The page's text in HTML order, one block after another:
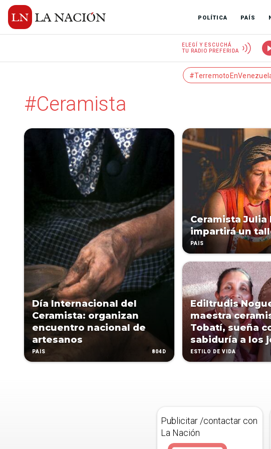
POLÍTICA PAÍS
ELEGÍ Y ESCUCHÁ
TU RADIO PREFERIDA
#Ceramista
Día Internacional del
Ceramista: organizan
encuentro nacional de
artesanos
PAÍS 804D
Ceramista Julia
impartirá un
PAÍS
Ediltrudis
maestra
Tobatí, sueña
sabiduría a los
ESTILO DE VIDA
Publicitar /contactar con
La Nación